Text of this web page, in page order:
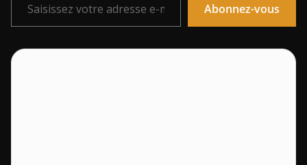
Abonnez-vous